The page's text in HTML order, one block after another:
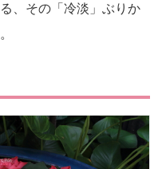
、その「冷淡」ぶりか